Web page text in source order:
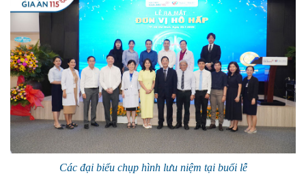
Các đại biểu chụp hình lưu niệm tại buổi lễ